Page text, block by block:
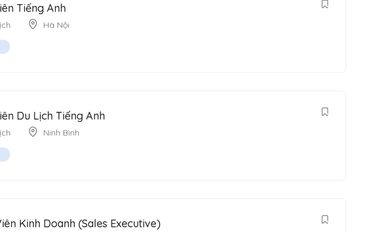
Tiếng Anh
Hà Nội
Du Lịch Tiếng Anh
Ninh Bình
Kinh Doanh (Sales Executive)